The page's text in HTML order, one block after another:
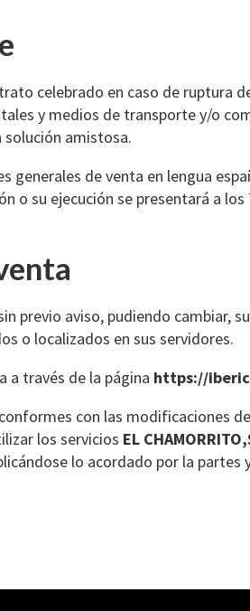
celebrado en caso de ruptura
y medios de transporte y/o
solución amistosa.
de venta en lengua
su ejecución se presentará a los
previo aviso, pudiendo cambiar,
o localizados en sus servidores.
a través de la página https://
con las modificaciones
los servicios EL
lo acordado por la